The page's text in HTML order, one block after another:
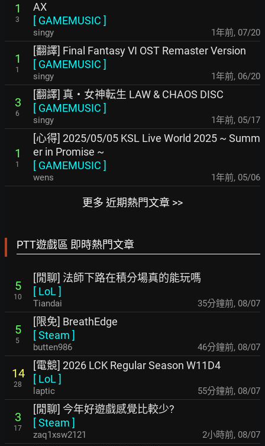
1
3
AX
[ GAMEMUSIC ]
singy 1年前, 07/20
1
1
[翻譯] Final Fantasy VI OST Remaster Version
[ GAMEMUSIC ]
singy 1年前, 06/20
3
6
[翻譯] 真・女神転生 LAW & CHAOS DISC
[ GAMEMUSIC ]
singy 1年前, 05/17
1
1
[心得] 2025/05/05 KSL Live World 2025 ~ Summ
er in Promise ~
[ GAMEMUSIC ]
wens 1年前, 05/06
更多 近期熱門文章 >>
PTT遊戲區 即時熱門文章
5
10
[閒聊] 法師下路在積分場真的能玩嗎
[ LoL ]
Tiandai 35分鐘前, 08/07
5
5
[限免] BreathEdge
[Steam ]
butten986 46分鐘前, 08/07
14
28
[電競] 2026 LCK Regular Season W11D4
[ LoL ]
laptic 55分鐘前, 08/07
3
17
[閒聊] 今年好遊戲感覺比較少?
[Steam ]
zaq1xsw2121 2小時前, 08/07